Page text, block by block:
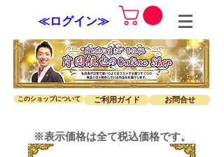
≪ログイン≫
このショップについて ご利用ガイド お問合せ
※表示価格は全て税込価格です。